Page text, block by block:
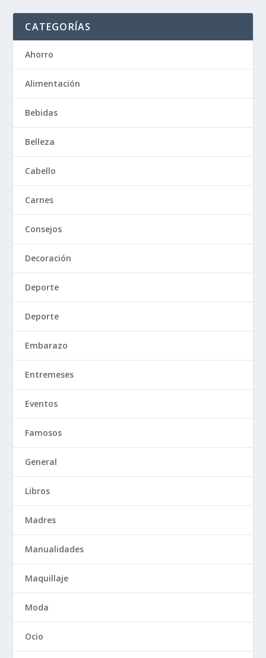
CATEGORÍAS
Ahorro
Alimentación
Bebidas
Belleza
Cabello
Carnes
Consejos
Decoración
Deporte
Deporte
Embarazo
Entremeses
Eventos
Famosos
General
Libros
Madres
Manualidades
Maquillaje
Moda
Ocio